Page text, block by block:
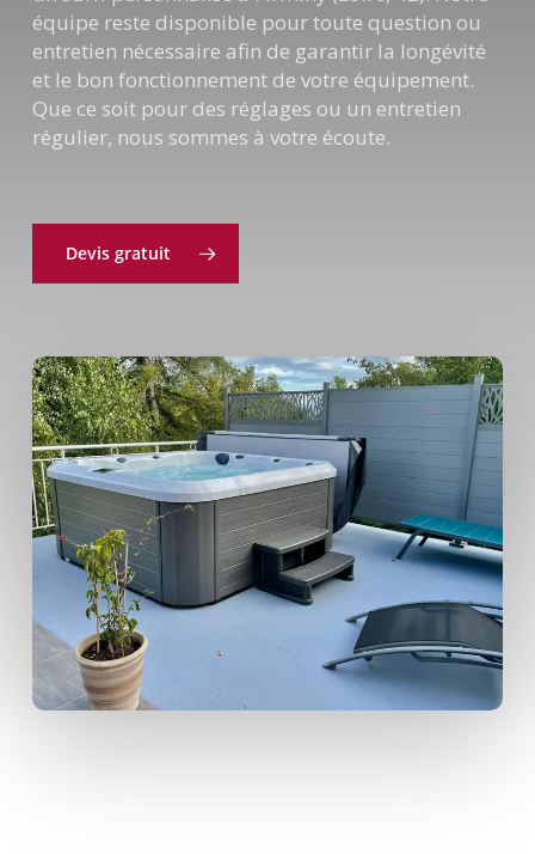
équipe reste disponible pour toute question ou
entretien nécessaire afin de garantir la longévité
et le bon fonctionnement de votre équipement.
Que ce soit pour des réglages ou un entretien
régulier, nous sommes à votre écoute.
Devis gratuit